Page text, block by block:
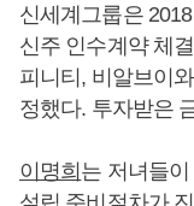
신세계그룹은
신주 인수계약 체
피니티, 비알브이
정했다. 투자받은
이명희는 저녀들